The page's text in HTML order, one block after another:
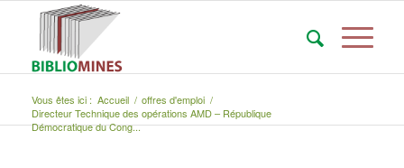
Vous êtes ici : Accueil / offres d'emploi /
Directeur Technique des opérations AMD – République
Démocratique du Cong...